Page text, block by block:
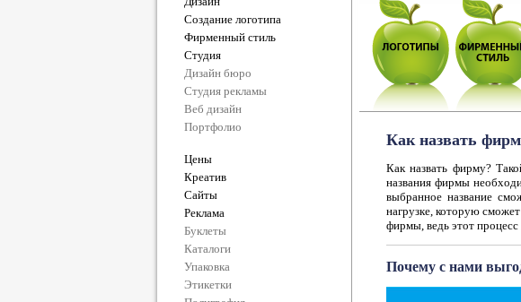
Создание логотипа
Фирменный стиль
Студия
Дизайн бюро
Студия рекламы
Веб дизайн
Портфолио
Цены
Креатив
Сайты
Реклама
Буклеты
Каталоги
Упаковка
Этикетки
Как назвать
Как назвать фирму?
названия фирмы
выбранное название
нагрузке, которую
фирмы, ведь этот процесс
Почему с нами